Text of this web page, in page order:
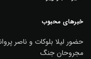
خبرهای محبوب
حضور لیلا بلوکات و ناصر
مجروحان جنگ